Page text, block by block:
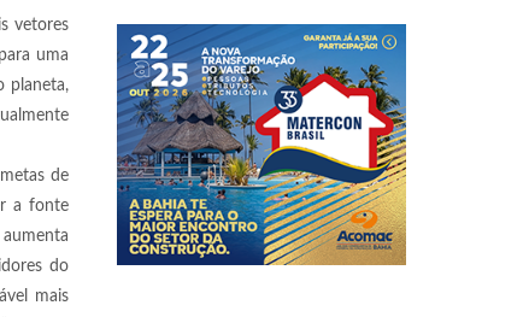
vetores
uma
planeta,
de
a fonte
do
mais